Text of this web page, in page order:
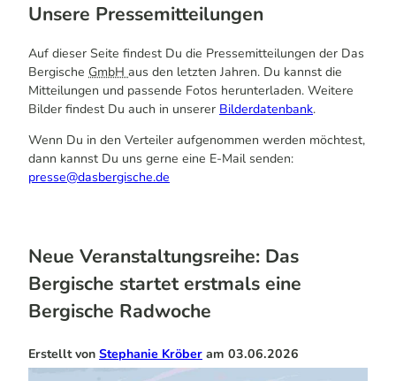
Unsere Pressemitteilungen
Auf dieser Seite findest Du die Pressemitteilungen der Das
Bergische GmbHaus den letzten Jahren. Du kannst die
Mitteilungen und passende Fotos herunterladen. Weitere
Bilder findest Du auch in unserer Bilderdatenbank.
Wenn Du in den Verteiler aufgenommen werden möchtest,
dann kannst Du uns gerne eine E-Mail senden:
presse@dasbergische.de
Neue Veranstaltungsreihe: Das
Bergische startet erstmals eine
Bergische Radwoche
Erstellt von Stephanie Kröber am 03.06.2026